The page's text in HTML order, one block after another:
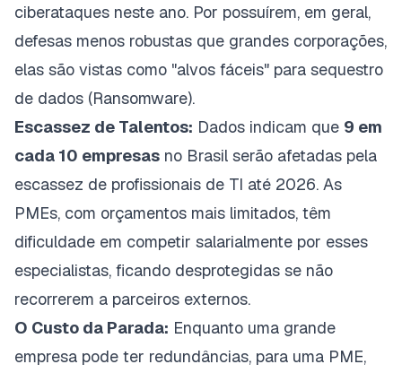
ciberataques neste ano. Por possuírem, em geral,
defesas menos robustas que grandes corporações,
elas são vistas como "alvos fáceis" para sequestro
de dados (Ransomware).
Escassez de Talentos: Dados indicam que 9 em
cada 10 empresas no Brasil serão afetadas pela
escassez de profissionais de TI até 2026. As
PMEs, com orçamentos mais limitados, têm
dificuldade em competir salarialmente por esses
especialistas, ficando desprotegidas se não
recorrerem a parceiros externos.
O Custo da Parada: Enquanto uma grande
empresa pode ter redundâncias, para uma PME,